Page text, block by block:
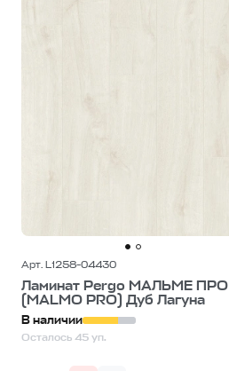
Арт. L1258-04430
Ламинат Pergo МАЛЬМЕ ПРО
(MALMO PRO) Дуб Лагуна
В наличии
Осталось 45 уп.